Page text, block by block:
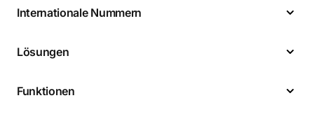
Internationale Nummern
Lösungen
Funktionen